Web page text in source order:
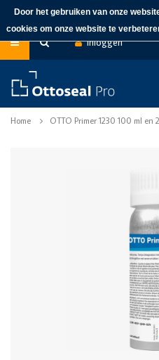
Inloggen
Home OTTO Primer 1230 100 ml en
Door het gebruiken van onze
cookies om onze website te